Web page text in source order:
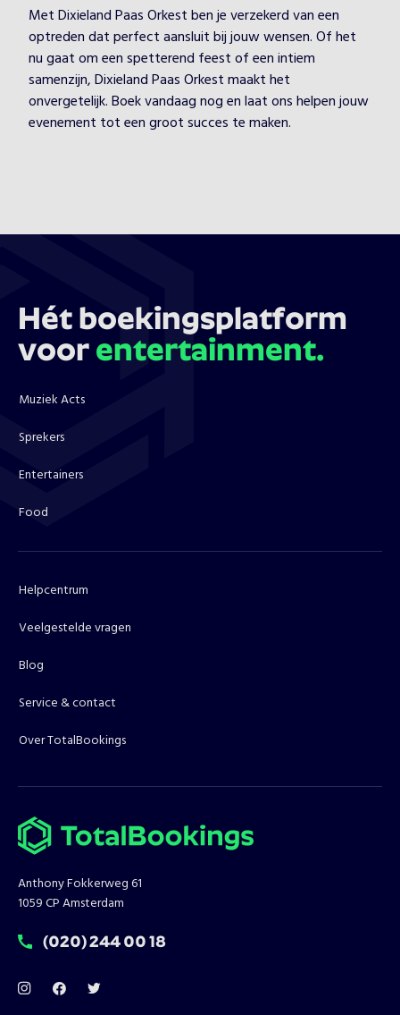
Met Dixieland Paas Orkest ben je verzekerd van een
optreden dat perfect aansluit bij jouw wensen. Of het
nu gaat om een spetterend feest of een intiem
samenzijn, Dixieland Paas Orkest maakt het
onvergetelijk. Boek vandaag nog en laat ons helpen jouw
evenement tot een groot succes te maken.
Hét boekingsplatform
voor entertainment.
Muziek Acts
Sprekers
Entertainers
Food
Helpcentrum
Veelgestelde vragen
Blog
Service & contact
Over TotalBookings
Anthony Fokkerweg 61
1059 CP Amsterdam
T:
(020) 244 00 18